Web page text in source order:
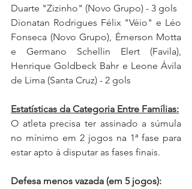
Duarte "Zizinho" (Novo Grupo) - 3 gols
Dionatan Rodrigues Félix "Véio" e Léo
Fonseca (Novo Grupo), Émerson Motta
e Germano Schellin Elert (Favila),
Henrique Goldbeck Bahr e Leone Ávila
de Lima (Santa Cruz) - 2 gols
Estatísticas da Categoria Entre Famílias:
O atleta precisa ter assinado a súmula
no mínimo em 2 jogos na 1ª fase para
estar apto à disputar as fases finais.
Defesa menos vazada (em 5 jogos):